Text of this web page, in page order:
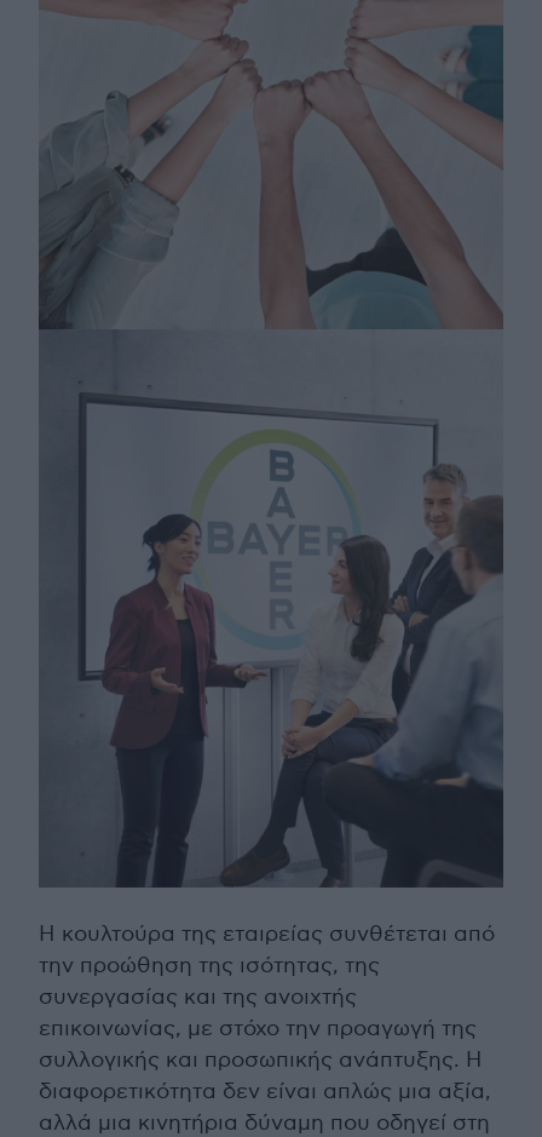
Η κουλτούρα της εταιρείας συνθέτεται από
την προώθηση της ισότητας, της
συνεργασίας και της ανοιχτής
επικοινωνίας, με στόχο την προαγωγή της
συλλογικής και προσωπικής ανάπτυξης. Η
διαφορετικότητα δεν είναι απλώς μια αξία,
αλλά μια κινητήρια δύναμη που οδηγεί στη